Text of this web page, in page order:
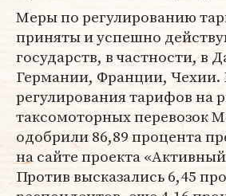
Меры по регулированию
приняты и успешно
государств, в частности, в
Германии, Франции,
регулирования тарифов на
таксомоторных перевозок
одобрили 86,89 процента
на сайте проекта
Против высказались 6,45